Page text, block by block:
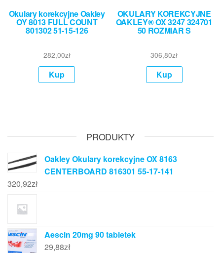
Okulary korekcyjne Oakley
OY 8013 FULL COUNT
801302 51-15-126
282,00zł
Kup
OKULARY KOREKCYJNE
OAKLEY® OX 3247 324701
50 ROZMIAR S
306,80zł
Kup
PRODUKTY
Oakley Okulary korekcyjne OX 8163
CENTERBOARD 816301 55-17-141
320,92zł
Aescin 20mg 90 tabletek
29,88zł